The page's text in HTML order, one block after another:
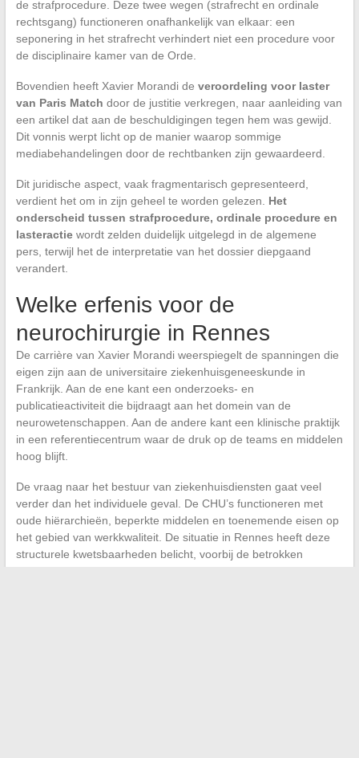
de strafprocedure. Deze twee wegen (strafrecht en ordinale
rechtsgang) functioneren onafhankelijk van elkaar: een
seponering in het strafrecht verhindert niet een procedure voor
de disciplinaire kamer van de Orde.
Bovendien heeft Xavier Morandi de veroordeling voor laster
van Paris Match door de justitie verkregen, naar aanleiding van
een artikel dat aan de beschuldigingen tegen hem was gewijd.
Dit vonnis werpt licht op de manier waarop sommige
mediabehandelingen door de rechtbanken zijn gewaardeerd.
Dit juridische aspect, vaak fragmentarisch gepresenteerd,
verdient het om in zijn geheel te worden gelezen. Het
onderscheid tussen strafprocedure, ordinale procedure en
lasteractiewordt zelden duidelijk uitgelegd in de algemene
pers, terwijl het de interpretatie van het dossier diepgaand
verandert.
Welke erfenis voor de
neurochirurgie in Rennes
De carrière van Xavier Morandi weerspiegelt de spanningen die
eigen zijn aan de universitaire ziekenhuisgeneeskunde in
Frankrijk. Aan de ene kant een onderzoeks- en
publicatieactiviteit die bijdraagt aan het domein van de
neurowetenschappen. Aan de andere kant een klinische praktijk
in een referentiecentrum waar de druk op de teams en middelen
hoog blijft.
De vraag naar het bestuur van ziekenhuisdiensten gaat veel
verder dan het individuele geval. De CHU’s functioneren met
oude hiërarchieën, beperkte middelen en toenemende eisen op
het gebied van werkkwaliteit. De situatie in Rennes heeft deze
structurele kwetsbaarheden belicht, voorbij de betrokken